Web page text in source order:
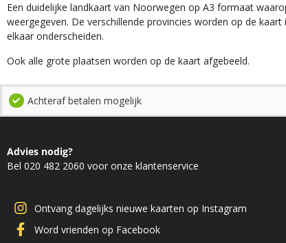
Een duidelijke landkaart van Noorwegen op A3 formaat
weergegeven. De verschillende provincies worden op de kaart
elkaar onderscheiden.
Ook alle grote plaatsen worden op de kaart afgebeeld.
Achteraf betalen mogelijk
Advies nodig?
Bel 020 482 2060 voor onze klantenservice
Ontvang dagelijks nieuwe kaarten op Instagram
Word vrienden op Facebook